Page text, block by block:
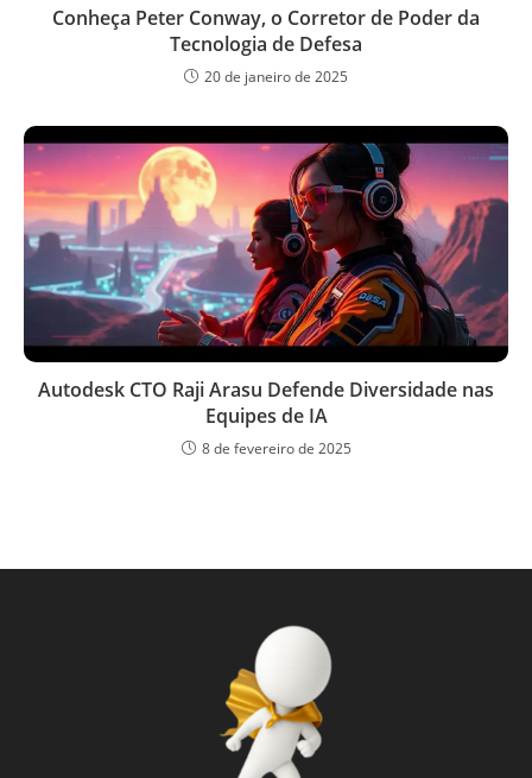
Conheça Peter Conway, o Corretor de Poder da
Tecnologia de Defesa
20 de janeiro de 2025
Autodesk CTO Raji Arasu Defende Diversidade nas
Equipes de IA
8 de fevereiro de 2025